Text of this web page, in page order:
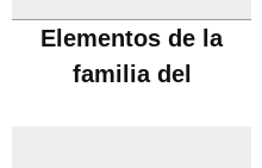
Elementos de la
familia del